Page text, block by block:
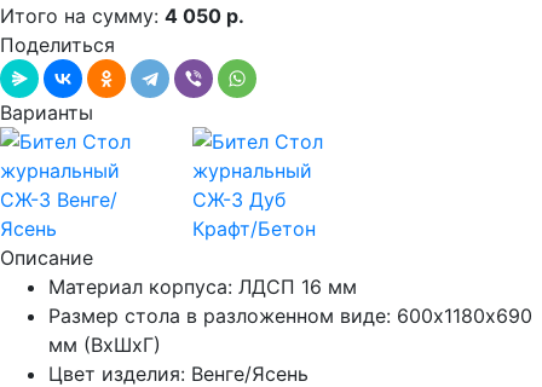
Итого на сумму: 4 050 р.
Поделиться
Варианты
Описание
Материал корпуса: ЛДСП 16 мм
Размер стола в разложенном виде: 600х1180х690
мм (ВхШхГ)
Цвет изделия: Венге/Ясень